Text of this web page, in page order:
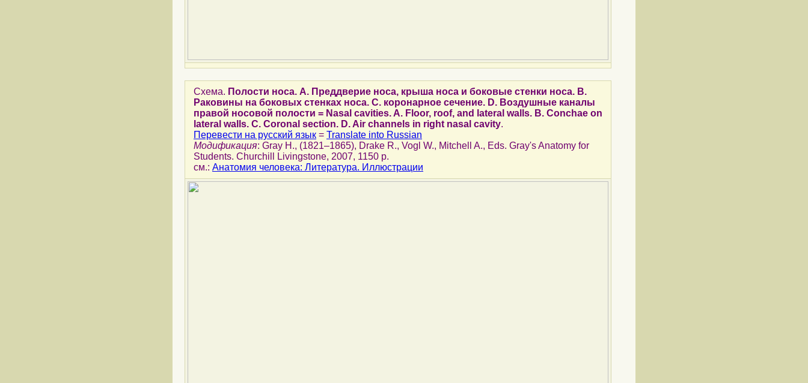
Схема. Полости носа. А. Преддверие носа, крыша носа и боковые стенки носа. B.
Раковины на боковых стенках носа. C. коронарное сечение. D. Воздушные каналы
правой носовой полости = Nasal cavities. A. Floor, roof, and lateral walls. B. Conchae on
lateral walls. C. Coronal section. D. Air channels in right nasal cavity.
Перевести на русский язык = Translate into Russian
Модификация: Gray H., (1821–1865), Drake R., Vogl W., Mitchell A., Eds. Gray's Anatomy for
Students. Churchill Livingstone, 2007, 1150 p.
см.: Анатомия человека: Литература. Иллюстрации